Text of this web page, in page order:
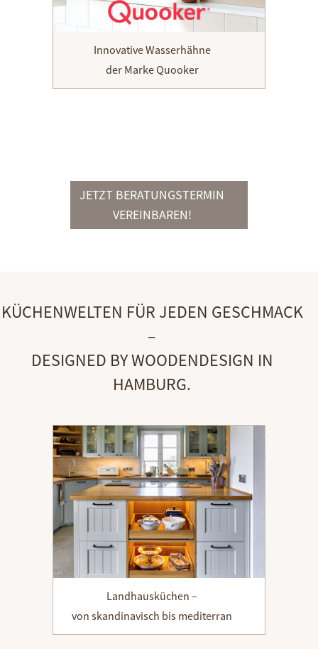
Innovative Wasserhähne
der Marke Quooker
JETZT BERATUNGSTERMIN
VEREINBAREN!
KÜCHENWELTEN FÜR JEDEN GESCHMACK
–
DESIGNED BY WOODENDESIGN IN
HAMBURG.
Landhausküchen –
von skandinavisch bis mediterran